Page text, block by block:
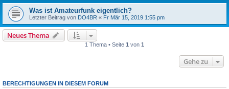
Was ist Amateurfunk eigentlich?
Letzter Beitrag von DO4BR « Fr Mär 15, 2019 1:55 pm
Neues Thema
1 Thema • Seite 1 von 1
Gehe zu
BERECHTIGUNGEN IN DIESEM FORUM